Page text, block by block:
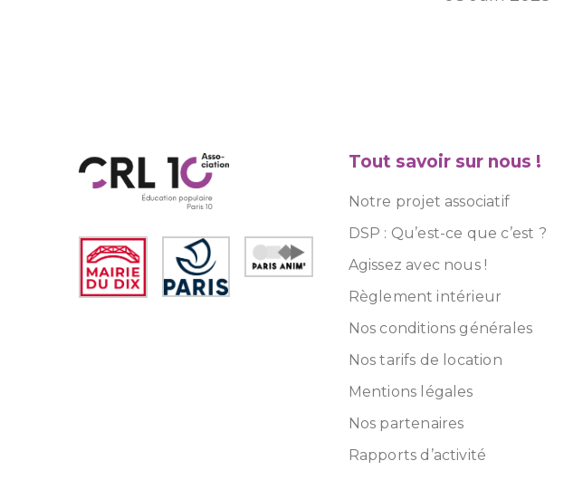
Tout savoir sur nous !
Notre projet associatif
DSP : Qu’est-ce que c’est ?
Agissez avec nous !
Règlement intérieur
Nos conditions générales
Nos tarifs de location
Mentions légales
Nos partenaires
Rapports d’activité